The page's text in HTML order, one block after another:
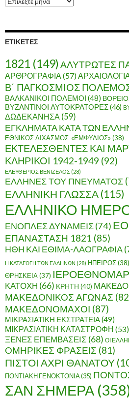
ρ
ο
ΕΤΙΚΈΤΕΣ
1821 (149)ΑΛΥΤΡΩΤΕΣ
ΑΡΘΡΟΓΡΑΦΙΑ (57)
Β΄ ΠΑΓΚΟΣΜΙΟΣ
ΒΑΛΚΑΝΙΚΟΙ ΠΟΛΕΜΟΙ (48)
ΒΥΖΑΝΤΙΝΟΙ ΑΥΤΟΚΡΑΤΟΡΕΣ(46)
ΔΩΔΕΚΑΝΗΣΑ (59)
ΕΓΚΛΗΜΑΤΑ ΚΑΤΑ ΤΩΝ
ΕΘΝΙΚΟΣ ΔΙΧΑΣΜΟΣ-«ΕΜΦΥΛΙΟΣ» (38)
ΕΚΤΕΛΕΣΘΕΝΤΕΣ ΚΑΙ
ΚΛΗΡΙΚΟΙ 1942-1949 (92)
ΕΛΕΥΘΕΡΙΟΣ ΒΕΝΙΖΕΛΟΣ (28)
ΕΛΛΗΝΕΣ ΤΟΥ ΠΝΕΥΜΑΤΟΣ
ΕΛΛΗΝΙΚΗ ΓΛΩΣΣΑ (115)
ΕΛΛΗΝΙΚΟ
ΕΝΟΠΛΕΣ ΔΥΝΑΜΕΙΣ(74)
ΕΠΑΝΑΣΤΑΣΗ 1821 (85)
ΗΘΗ ΚΑΙ ΕΘΙΜΑ-ΛΑΟΓΡΑΦΙΑ
Η ΚΑΤΑΓΩΓΗ ΤΩΝ ΕΛΛΗΝΩΝ (28) ΗΠΕΙΡΟΣ(38)
ΘΡΗΣΚΕΙΑ(37)
ΚΑΤΟΧΗ (66) ΚΡΗΤΗ (40)
ΜΑΚΕΔΟΝΙΚΟΣ ΑΓΩΝΑΣ
ΜΑΚΕΔΟΝΟΜΑΧΟΙ (87)
ΜΙΚΡΑΣΙΑΤΙΚΗ ΕΚΣΤΡΑΤΕΙΑ(49)
ΜΙΚΡΑΣΙΑΤΙΚΗ ΚΑΤΑΣΤΡΟΦΗ (53)
ΞΕΝΕΣ ΕΠΕΜΒΑΣΕΙΣ (68) ΟΙ
ΟΜΗΡΙΚΕΣ ΦΡΑΣΕΙΣ (81)
ΠΙΣΤΟΙ ΑΧΡΙ ΘΑΝΑΤΟΥ
ΠΟΝΤΙΑΚΗ ΓΕΝΟΚΤΟΝΙΑ(35)
ΣΑΝ ΣΗΜΕΡΑ